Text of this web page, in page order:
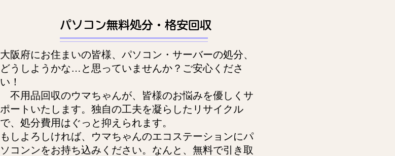
パソコン無料処分・格安回収
大阪府にお住まいの皆様、パソコン・サーバーの処分、
どうしようかな…と思っていませんか？ご安心くださ
い！
不用品回収のウマちゃんが、皆様のお悩みを優しくサ
ポートいたします。独自の工夫を凝らしたリサイクル
で、処分費用はぐっと抑えられます。
もしよろしければ、ウマちゃんのエコステーションにパ
ソコンンをお持ち込みください。なんと、無料で引き取